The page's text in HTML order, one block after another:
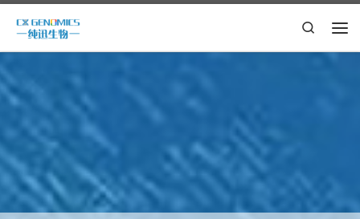
Skip to content
Search